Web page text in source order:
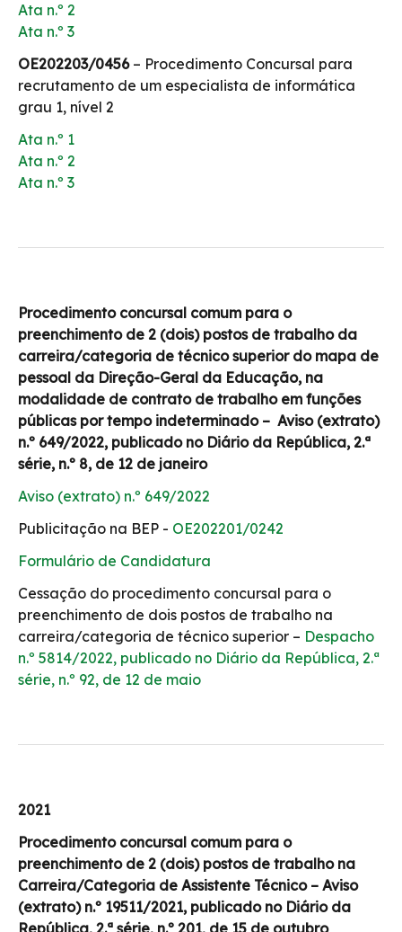
Ata n.º 2
Ata n.º 3
OE202203/0456– Procedimento Concursal para
recrutamento de um especialista de informática
grau 1, nível 2
Ata n.º 1
Ata n.º 2
Ata n.º 3
Procedimento concursal comum para o
preenchimento de 2 (dois) postos de trabalho da
carreira/categoria de técnico superior do mapa de
pessoal da Direção-Geral da Educação, na
modalidade de contrato de trabalho em funções
públicas por tempo indeterminado – Aviso (extrato)
n.º 649/2022, publicado no Diário da República, 2.ª
série, n.º 8, de 12 de janeiro
Aviso (extrato) n.º 649/2022
Publicitação na BEP - OE202201/0242
Formulário de Candidatura
Cessação do procedimento concursal para o
preenchimento de dois postos de trabalho na
carreira/categoria de técnico superior – Despacho
n.º 5814/2022, publicado no Diário da República, 2.ª
série, n.º 92, de 12 de maio
2021
Procedimento concursal comum para o
preenchimento de 2 (dois) postos de trabalho na
Carreira/Categoria de Assistente Técnico – Aviso
(extrato) n.º 19511/2021, publicado no Diário da
República, 2.ª série, n.º 201, de 15 de outubro